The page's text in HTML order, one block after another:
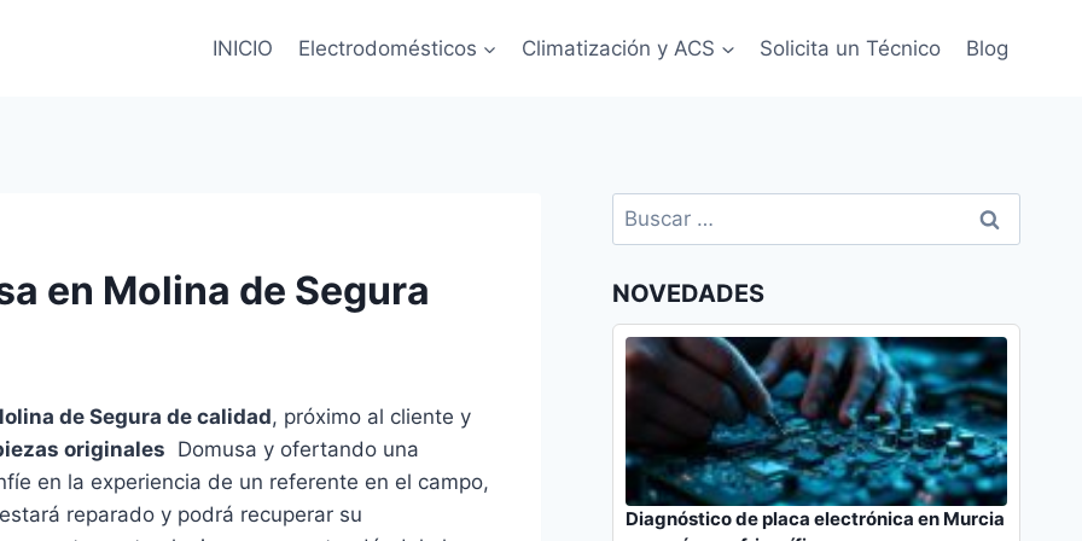
INICIO Electrodomésticos Climatización y ACS Solicita un Técnico Blog
en Molina de Segura
de Segura de calidad, próximo al cliente y
originales Domusa y ofertando una
en la experiencia de un referente en el campo,
reparado y podrá recuperar su
Buscar:
NOVEDADES
Diagnóstico de placa electrónica en Murcia